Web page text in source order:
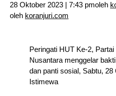
28 Oktober 2023 | 7:43 pmoleh
oleh koranjuri.com
Peringati HUT Ke-2,
Nusantara menggelar
dan panti sosial, Sabtu, 28
Istimewa